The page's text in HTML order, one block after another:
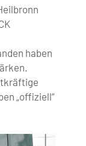
haben
„offiziell“